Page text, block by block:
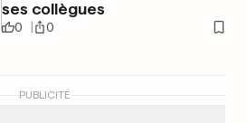
ses collègues
0 0
PUBLICITÉ